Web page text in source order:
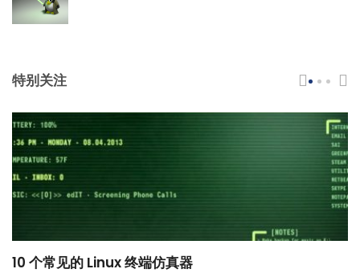
特别关注
10 个常见的 Linux 终端仿真器